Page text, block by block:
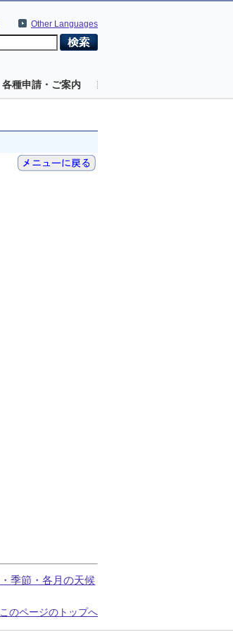
Other Languages
各種申請・ご案内
季節・各月の天候
このページのトップへ